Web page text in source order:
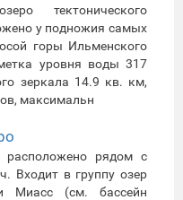
тектонического
у подножия самых
горы Ильменского
уровня воды 317
зеркала 14.9 кв. км,
максимальн
расположено рядом с
Входит в группу озер
Миасс (см. бассейн